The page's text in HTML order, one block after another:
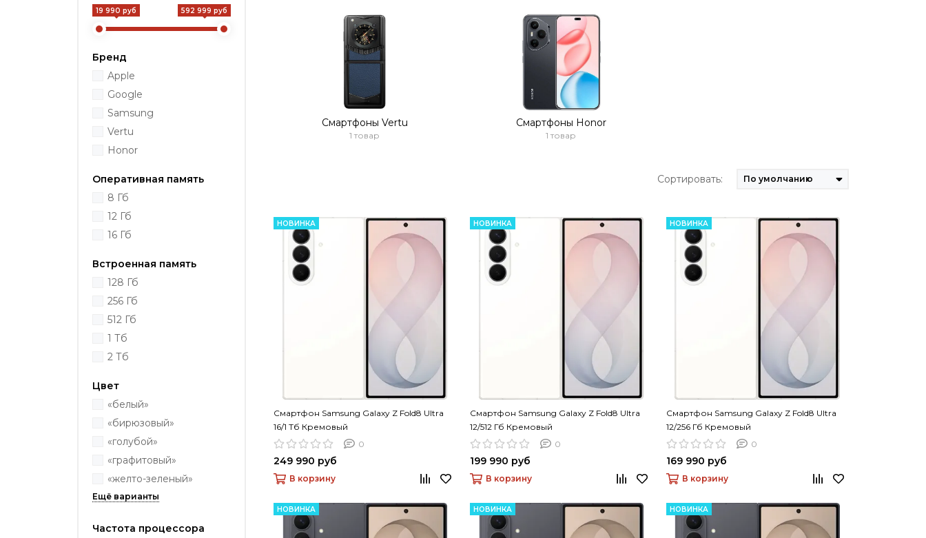
19 990 руб 592 999 руб
Бренд
Apple
Google
Samsung
Vertu
Honor
Оперативная память
8 Гб
12 Гб
16 Гб
Встроенная память
128 Гб
256 Гб
512 Гб
1 Тб
2 Тб
Цвет
«белый»
«бирюзовый»
«голубой»
«графитовый»
«желто-зеленый»
Частота процессора
Смартфоны Vertu
1 товар
Смартфоны Honor
1 товар
Сортировать:
НОВИНКА
Смартфон Samsung Galaxy Z Fold8 Ultra
16/1 Тб Кремовый
0
249 990 руб
В корзину
НОВИНКА
Смартфон Samsung Galaxy Z Fold8 Ultra
12/512 Гб Кремовый
0
199 990 руб
В корзину
НОВИНКА
Смартфон Samsung Galaxy Z Fold8 Ultra
12/256 Гб Кремовый
0
169 990 руб
В корзину
НОВИНКА НОВИНКА НОВИНКА